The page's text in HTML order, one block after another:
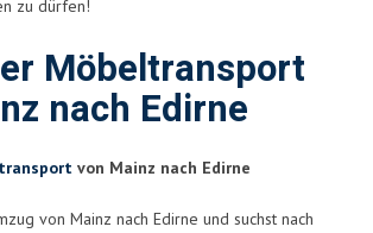
zu dürfen!
Möbeltransport
nach Edirne
von Mainz nach Edirne
von Mainz nach Edirne und suchst nach